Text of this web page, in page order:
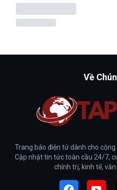
Về
Trang báo điện tử dành cho
Cập nhật tin tức toàn cầu 24/7,
chính trị, kinh tế,